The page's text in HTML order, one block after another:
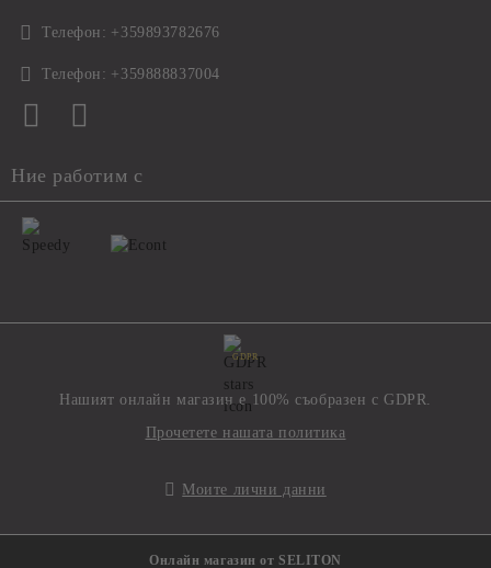
Телефон: +359893782676
Телефон: +359888837004
Ние работим с
GDPR
Нашият онлайн магазин е 100% съобразен с GDPR.
Прочетете нашата политика
Моите лични данни
Онлайн магазин от SELITON